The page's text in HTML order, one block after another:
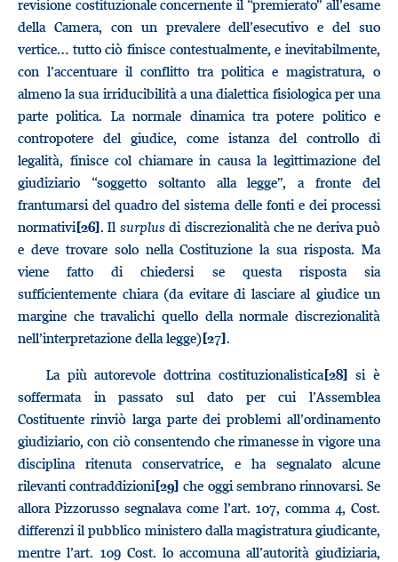
revisione costituzionale concernente il “premierato” all’esame
della Camera, con un prevalere dell’esecutivo e del suo
vertice… tutto ciò finisce contestualmente, e inevitabilmente,
con l’accentuare il conflitto tra politica e magistratura, o
almeno la sua irriducibilità a una dialettica fisiologica per una
parte politica. La normale dinamica tra potere politico e
contropotere del giudice, come istanza del controllo di
legalità, finisce col chiamare in causa la legittimazione del
giudiziario “soggetto soltanto alla legge”, a fronte del
frantumarsi del quadro del sistema delle fonti e dei processi
normativi[26]. Il surplusdi discrezionalità che ne deriva può
e deve trovare solo nella Costituzione la sua risposta. Ma
viene fatto di chiedersi se questa risposta sia
sufficientemente chiara (da evitare di lasciare al giudice un
margine che travalichi quello della normale discrezionalità
nell’interpretazione della legge)[27].
La più autorevole dottrina costituzionalistica[28] si è
soffermata in passato sul dato per cui l’Assemblea
Costituente rinviò larga parte dei problemi all’ordinamento
giudiziario, con ciò consentendo che rimanesse in vigore una
disciplina ritenuta conservatrice, e ha segnalato alcune
rilevanti contraddizioni[29] che oggi sembrano rinnovarsi. Se
allora Pizzorusso segnalava come l’art. 107, comma 4, Cost.
differenzi il pubblico ministero dalla magistratura giudicante,
mentre l’art. 109 Cost. lo accomuna all’autorità giudiziaria,